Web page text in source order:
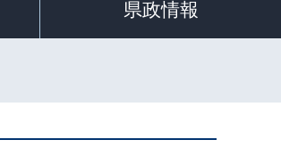
県政情報